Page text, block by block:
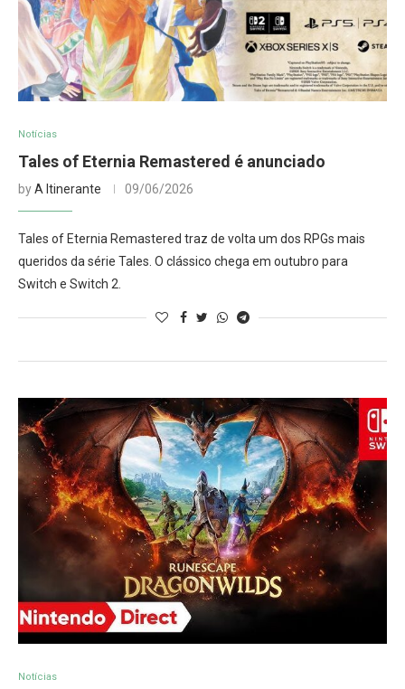
Notícias
Tales of Eternia Remastered é anunciado
byA Itinerante 09/06/2026
Tales of Eternia Remastered traz de volta um dos RPGs mais
queridos da série Tales. O clássico chega em outubro para
Switch e Switch 2.
Notícias